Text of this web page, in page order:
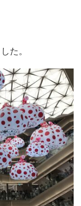
た。